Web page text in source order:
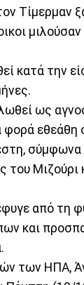
Τίμερμαν
κατά την
ως
εθεάθη
σύμφωνα
του Μιζούρι
από τη
και
των ΗΠΑ,